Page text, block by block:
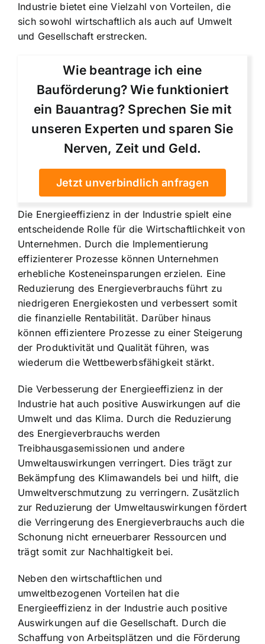
Industrie bietet eine Vielzahl von Vorteilen, die
sich sowohl wirtschaftlich als auch auf Umwelt
und Gesellschaft erstrecken.
Wie beantrage ich eine
Bauförderung? Wie funktioniert
ein Bauantrag? Sprechen Sie mit
unseren Experten und sparen Sie
Nerven, Zeit und Geld.
Jetzt unverbindlich anfragen
Die Energieeffizienz in der Industrie spielt eine
entscheidende Rolle für die Wirtschaftlichkeit von
Unternehmen. Durch die Implementierung
effizienterer Prozesse können Unternehmen
erhebliche Kosteneinsparungen erzielen. Eine
Reduzierung des Energieverbrauchs führt zu
niedrigeren Energiekosten und verbessert somit
die finanzielle Rentabilität. Darüber hinaus
können effizientere Prozesse zu einer Steigerung
der Produktivität und Qualität führen, was
wiederum die Wettbewerbsfähigkeit stärkt.
Die Verbesserung der Energieeffizienz in der
Industrie hat auch positive Auswirkungen auf die
Umwelt und das Klima. Durch die Reduzierung
des Energieverbrauchs werden
Treibhausgasemissionen und andere
Umweltauswirkungen verringert. Dies trägt zur
Bekämpfung des Klimawandels bei und hilft, die
Umweltverschmutzung zu verringern. Zusätzlich
zur Reduzierung der Umweltauswirkungen fördert
die Verringerung des Energieverbrauchs auch die
Schonung nicht erneuerbarer Ressourcen und
trägt somit zur Nachhaltigkeit bei.
Neben den wirtschaftlichen und
umweltbezogenen Vorteilen hat die
Energieeffizienz in der Industrie auch positive
Auswirkungen auf die Gesellschaft. Durch die
Schaffung von Arbeitsplätzen und die Förderung